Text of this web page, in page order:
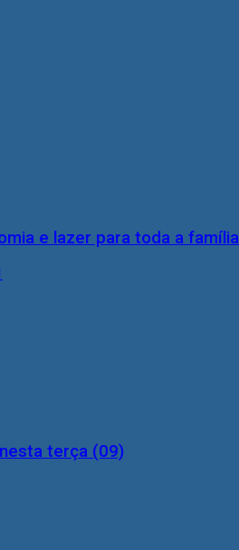
e lazer para toda a família
terça (09)